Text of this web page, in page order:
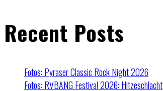
Recent Posts
Fotos: Pyraser Classic Rock Night 2026
Fotos: RVBANG Festival 2026: Hitzeschlacht